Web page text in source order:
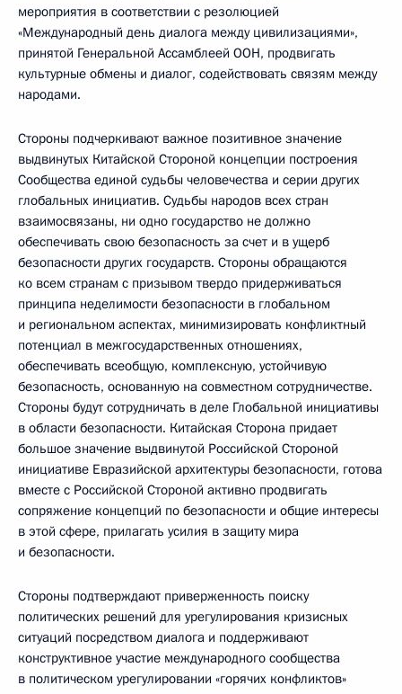
мероприятия в соответствии с резолюцией
«Международный день диалога между цивилизациями»,
принятой Генеральной Ассамблеей ООН, продвигать
культурные обмены и диалог, содействовать связям между
народами.
Стороны подчеркивают важное позитивное значение
выдвинутых Китайской Стороной концепции построения
Сообщества единой судьбы человечества и серии других
глобальных инициатив. Судьбы народов всех стран
взаимосвязаны, ни одно государство не должно
обеспечивать свою безопасность за счет и в ущерб
безопасности других государств. Стороны обращаются
ко всем странам с призывом твердо придерживаться
принципа неделимости безопасности в глобальном
и региональном аспектах, минимизировать конфликтный
потенциал в межгосударственных отношениях,
обеспечивать всеобщую, комплексную, устойчивую
безопасность, основанную на совместном сотрудничестве.
Стороны будут сотрудничать в деле Глобальной инициативы
в области безопасности. Китайская Сторона придает
большое значение выдвинутой Российской Стороной
инициативе Евразийской архитектуры безопасности, готова
вместе с Российской Стороной активно продвигать
сопряжение концепций по безопасности и общие интересы
в этой сфере, прилагать усилия в защиту мира
и безопасности.
Стороны подтверждают приверженность поиску
политических решений для урегулирования кризисных
ситуаций посредством диалога и поддерживают
конструктивное участие международного сообщества
в политическом урегулировании «горячих конфликтов»